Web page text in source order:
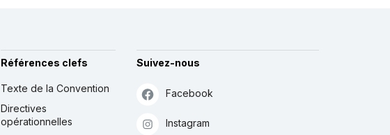
Références clefs
Texte de la Convention
Directives
opérationnelles
Suivez-nous
Facebook
Instagram